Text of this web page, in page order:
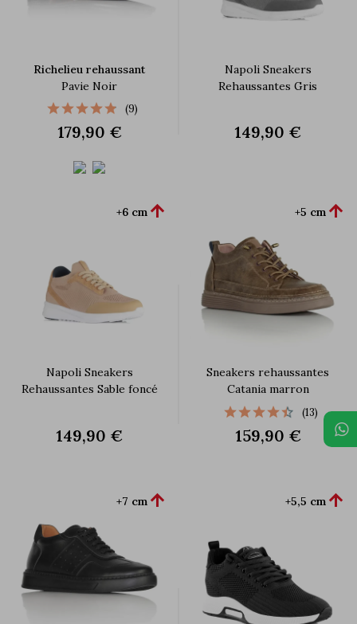
Richelieu rehaussant
Pavie Noir
(9)
179,90 €
Napoli Sneakers
Rehaussantes Gris
149,90 €
Napoli Sneakers
Rehaussantes Sable foncé
+6 cm 
149,90 €
Sneakers rehaussantes
Catania marron
+5 cm 
(13)
159,90 €
+7 cm  +5,5 cm 